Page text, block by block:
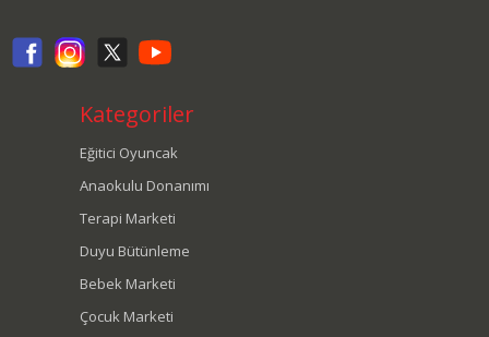
Kategoriler
Eğitici Oyuncak
Anaokulu Donanımı
Terapi Marketi
Duyu Bütünleme
Bebek Marketi
Çocuk Marketi